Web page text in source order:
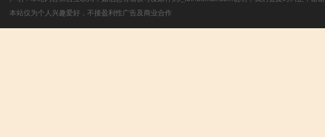
本站仅为个人兴趣爱好，不接盈利性广告及商业合作